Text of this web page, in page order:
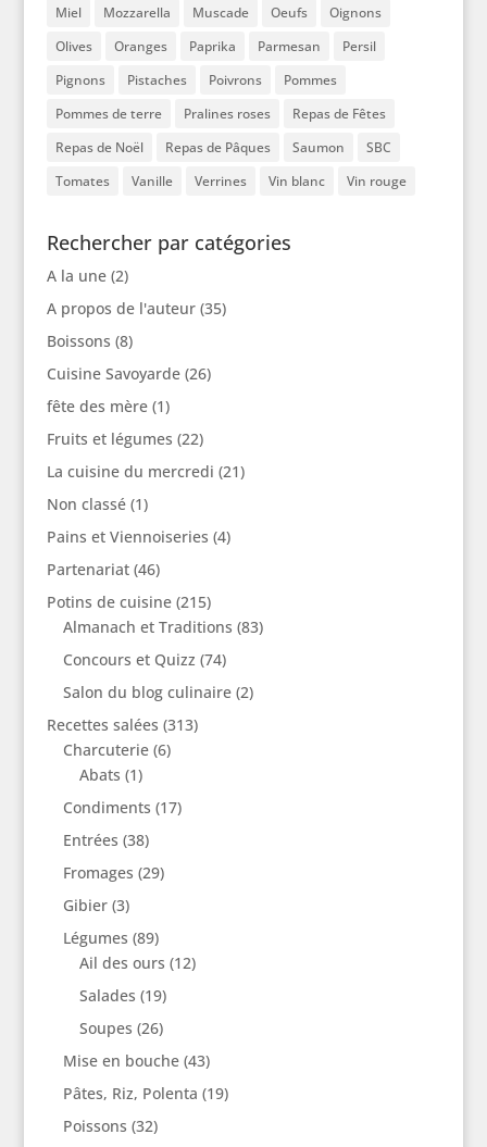
Miel Mozzarella Muscade Oeufs
Oignons
Olives
Oranges Paprika Parmesan
Persil
Pignons
Pistaches Poivrons
Pommes
Pommes de terre
Pralines roses
Repas de Fêtes
Repas de Noël
Repas de Pâques Saumon
SBC
Tomates
Vanille Verrines Vin blanc Vin rouge
Rechercher par catégories
A la une(2)
A propos de l'auteur(35)
Boissons (8)
Cuisine Savoyarde(26)
fête des mère(1)
Fruits et légumes (22)
La cuisine du mercredi (21)
Non classé(1)
Pains et Viennoiseries (4)
Partenariat(46)
Potins de cuisine(215)
Almanach et Traditions (83)
Concours et Quizz (74)
Salon du blog culinaire(2)
Recettes salées (313)
Charcuterie(6)
Abats (1)
Condiments (17)
Entrées (38)
Fromages (29)
Gibier(3)
Légumes (89)
Ail des ours (12)
Salades (19)
Soupes (26)
Mise en bouche(43)
Pâtes, Riz, Polenta (19)
Poissons (32)